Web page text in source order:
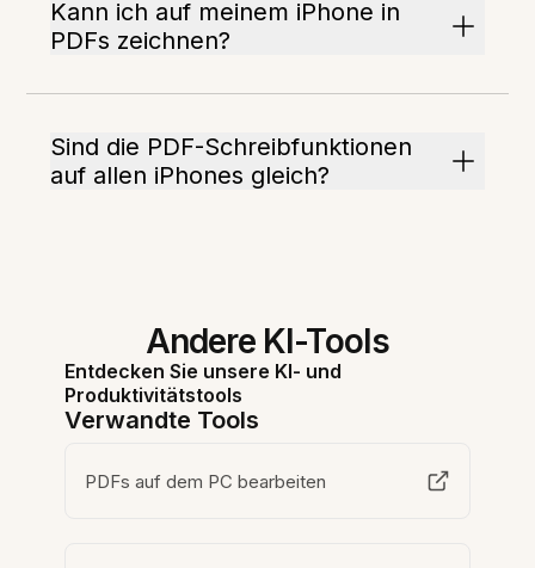
Kann ich auf meinem iPhone in
PDFs zeichnen?
Sind die PDF-Schreibfunktionen
auf allen iPhones gleich?
Andere KI-Tools
Entdecken Sie unsere KI- und
Produktivitätstools
Verwandte Tools
PDFs auf dem PC bearbeiten